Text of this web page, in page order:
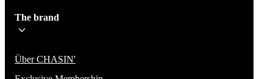
The brand
Über CHASIN'